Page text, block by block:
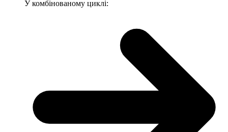
У комбінованому циклі: